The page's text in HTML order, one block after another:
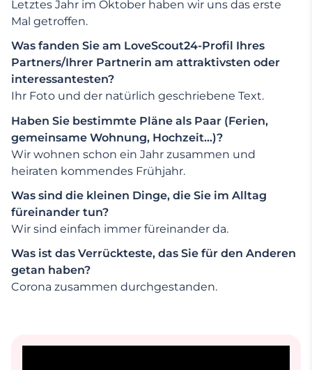
Letztes Jahr im Oktober haben wir uns das erste
Mal getroffen.
Was fanden Sie am LoveScout24-Profil Ihres
Partners/Ihrer Partnerin am attraktivsten oder
interessantesten?
Ihr Foto und der natürlich geschriebene Text.
Haben Sie bestimmte Pläne als Paar (Ferien,
gemeinsame Wohnung, Hochzeit…)?
Wir wohnen schon ein Jahr zusammen und
heiraten kommendes Frühjahr.
Was sind die kleinen Dinge, die Sie im Alltag
füreinander tun?
Wir sind einfach immer füreinander da.
Was ist das Verrückteste, das Sie für den Anderen
getan haben?
Corona zusammen durchgestanden.